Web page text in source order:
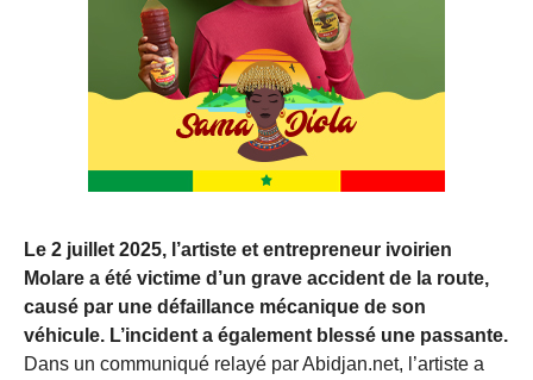
Le 2 juillet 2025, l’artiste et entrepreneur ivoirien
Molare a été victime d’un grave accident de la route,
causé par une défaillance mécanique de son
véhicule. L’incident a également blessé une passante.
Dans un communiqué relayé par Abidjan.net, l’artiste a